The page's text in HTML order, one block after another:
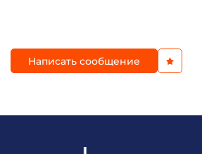
Написать сообщение